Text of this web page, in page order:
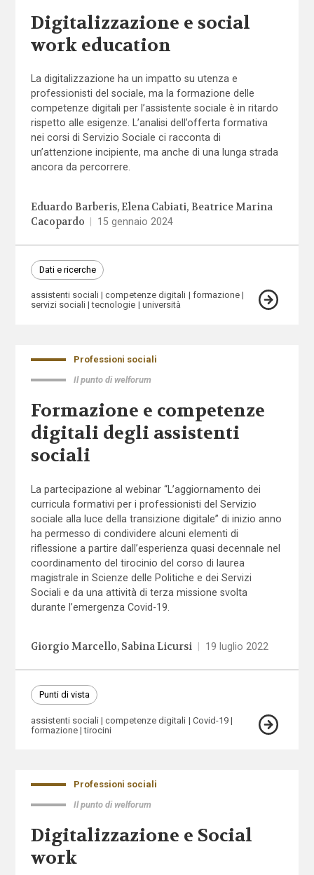
Digitalizzazione e social
work education
La digitalizzazione ha un impatto su utenza e
professionisti del sociale, ma la formazione delle
competenze digitali per l’assistente sociale è in ritardo
rispetto alle esigenze. L’analisi dell’offerta formativa
nei corsi di Servizio Sociale ci racconta di
un’attenzione incipiente, ma anche di una lunga strada
ancora da percorrere.
Eduardo Barberis Elena Cabiati Beatrice Marina
Cacopardo
15 gennaio 2024
Dati e ricerche
assistenti sociali competenze digitali
formazione
servizi sociali
tecnologie università
Professioni sociali
Il punto di welforum
Formazione e competenze
digitali degli assistenti
sociali
La partecipazione al webinar “L’aggiornamento dei
curricula formativi per i professionisti del Servizio
sociale alla luce della transizione digitale” di inizio anno
ha permesso di condividere alcuni elementi di
riflessione a partire dall’esperienza quasi decennale nel
coordinamento del tirocinio del corso di laurea
magistrale in Scienze delle Politiche e dei Servizi
Sociali e da una attività di terza missione svolta
durante l’emergenza Covid-19.
Giorgio Marcello Sabina Licursi 19 luglio 2022
Punti di vista
assistenti sociali competenze digitali
Covid-19
formazione
tirocini
Professioni sociali
Il punto di welforum
Digitalizzazione e Social
work